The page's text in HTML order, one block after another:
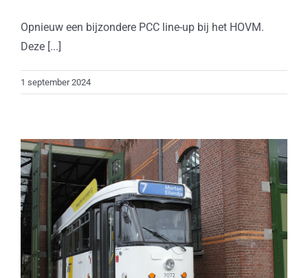
Opnieuw een bijzondere PCC line-up bij het HOVM.
Deze [...]
1 september 2024